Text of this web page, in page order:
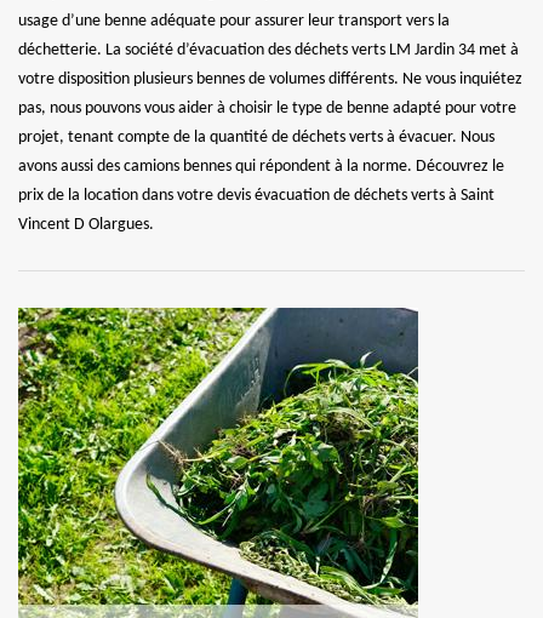
usage d’une benne adéquate pour assurer leur transport vers la
déchetterie. La société d’évacuation des déchets verts LM Jardin 34 met à
votre disposition plusieurs bennes de volumes différents. Ne vous inquiétez
pas, nous pouvons vous aider à choisir le type de benne adapté pour votre
projet, tenant compte de la quantité de déchets verts à évacuer. Nous
avons aussi des camions bennes qui répondent à la norme. Découvrez le
prix de la location dans votre devis évacuation de déchets verts à Saint
Vincent D Olargues.